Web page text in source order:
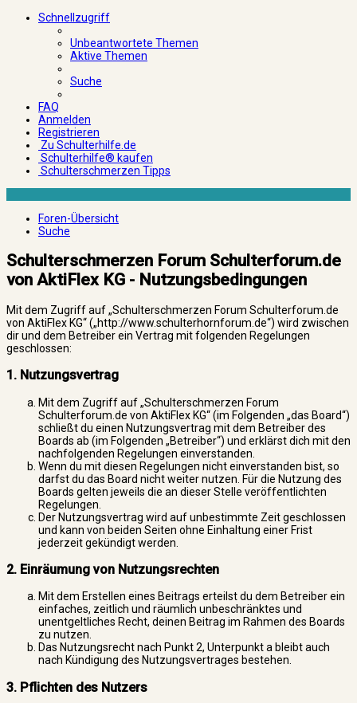
Schnellzugriff
Unbeantwortete Themen
Aktive Themen
Suche
FAQ
Anmelden
Registrieren
Zu Schulterhilfe.de
Schulterhilfe® kaufen
Schulterschmerzen Tipps
Foren-Übersicht
Suche
Schulterschmerzen Forum Schulterforum.de
von AktiFlex KG - Nutzungsbedingungen
Mit dem Zugriff auf „Schulterschmerzen Forum Schulterforum.de
von AktiFlex KG“ („http://www.schulterhornforum.de“) wird zwischen
dir und dem Betreiber ein Vertrag mit folgenden Regelungen
geschlossen:
1. Nutzungsvertrag
Mit dem Zugriff auf „Schulterschmerzen Forum
Schulterforum.de von AktiFlex KG“ (im Folgenden „das Board“)
schließt du einen Nutzungsvertrag mit dem Betreiber des
Boards ab (im Folgenden „Betreiber“) und erklärst dich mit den
nachfolgenden Regelungen einverstanden.
Wenn du mit diesen Regelungen nicht einverstanden bist, so
darfst du das Board nicht weiter nutzen. Für die Nutzung des
Boards gelten jeweils die an dieser Stelle veröffentlichten
Regelungen.
Der Nutzungsvertrag wird auf unbestimmte Zeit geschlossen
und kann von beiden Seiten ohne Einhaltung einer Frist
jederzeit gekündigt werden.
2. Einräumung von Nutzungsrechten
Mit dem Erstellen eines Beitrags erteilst du dem Betreiber ein
einfaches, zeitlich und räumlich unbeschränktes und
unentgeltliches Recht, deinen Beitrag im Rahmen des Boards
zu nutzen.
Das Nutzungsrecht nach Punkt 2, Unterpunkt a bleibt auch
nach Kündigung des Nutzungsvertrages bestehen.
3. Pflichten des Nutzers